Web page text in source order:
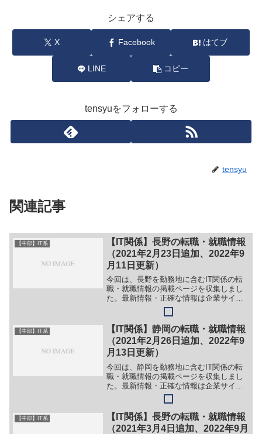
シェアする
X Facebook はてブ
LINE コピー
tensyuをフォローする
tensyu
関連記事
【中部】IT系
【IT関係】長野の転職・就職情報
（2021年2月23日追加、2022年9
月11日更新）
今回は、長野を勤務地に含むIT関係の転
職・就職情報の掲載ページを収集しまし
た。最新情報・正確な情報は企業サイト
でご確認ください。①【会社名】株式会
社 丸山珈琲【職務】＞＞IT関係の求人は
募集休止中。［パート・アルバイト］＞
＞（１）コーヒー店...
【中部】IT系
【IT関係】静岡の転職・就職情報
（2021年2月26日追加、2022年9
月13日更新）
今回は、静岡を勤務地に含むIT関係の転
職・就職情報の掲載ページを収集しまし
た。最新情報・正確な情報は企業サイト
でご確認ください。①【会社名】株式会
社アイ・ネクスト【職務】＞＞（１）シ
ステムエンジニア【ガイド】＞＞（１）
下記リンク先ページ上部...
【中部】IT系
【IT関係】長野の転職・就職情報
（2021年3月4日追加、2022年9月